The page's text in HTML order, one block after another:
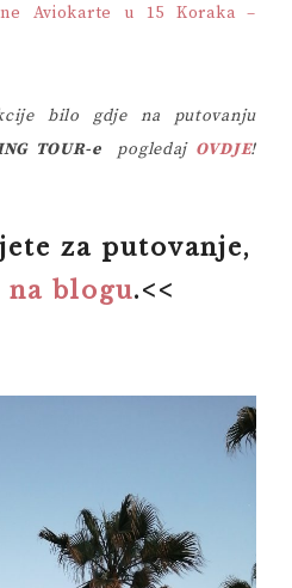
Aviokarte u 15 Koraka –
bilo gdje na putovanju
TOUR-epogledaj OVDJE!
za putovanje,
na blogu.<<